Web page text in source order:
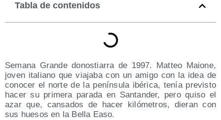
Tabla de contenidos
Sema­na Gran­de donos­tia­rra de 1997. Mat­teo Maio­ne,
joven ita­liano que via­ja­ba con un ami­go con la idea de
cono­cer el nor­te de la penín­su­la ibé­ri­ca, tenía pre­vis­to
hacer su pri­me­ra para­da en San­tan­der, pero qui­so el
azar que, can­sa­dos de hacer kiló­me­tros, die­ran con
sus hue­sos en la Bella Easo.